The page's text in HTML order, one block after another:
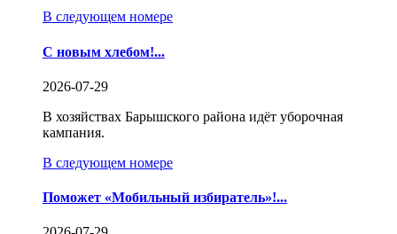
В следующем номере
С новым хлебом!...
2026-07-29
В хозяйствах Барышского района идёт уборочная
кампания.
В следующем номере
Поможет «Мобильный избиратель»!...